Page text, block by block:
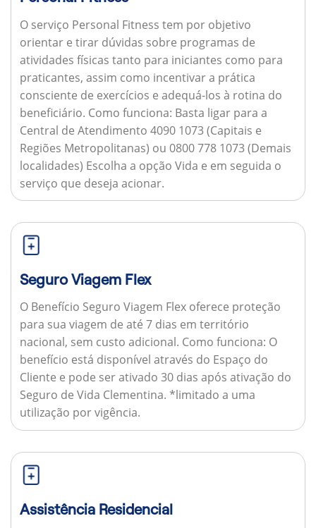
O serviço Personal Fitness tem por objetivo
orientar e tirar dúvidas sobre programas de
atividades físicas tanto para iniciantes como para
praticantes, assim como incentivar a prática
consciente de exercícios e adequá-los à rotina do
beneficiário. Como funciona: Basta ligar para a
Central de Atendimento 4090 1073 (Capitais e
Regiões Metropolitanas) ou 0800 778 1073 (Demais
localidades) Escolha a opção Vida e em seguida o
serviço que deseja acionar.
Seguro Viagem Flex
O Benefício Seguro Viagem Flex oferece proteção
para sua viagem de até 7 dias em território
nacional, sem custo adicional. Como funciona: O
benefício está disponível através do Espaço do
Cliente e pode ser ativado 30 dias após ativação do
Seguro de Vida Clementina. *limitado a uma
utilização por vigência.
Assistência Residencial